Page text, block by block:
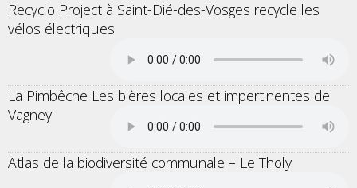
Recyclo Project à Saint-Dié-des-Vosges recycle les
vélos électriques
La Pimbêche Les bières locales et impertinentes de
Vagney
Atlas de la biodiversité communale – Le Tholy